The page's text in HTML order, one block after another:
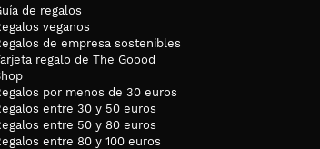
de regalos
veganos
de empresa sostenibles
regalo de The Goood
por menos de 30 euros
entre 30 y 50 euros
entre 50 y 80 euros
entre 80 y 100 euros